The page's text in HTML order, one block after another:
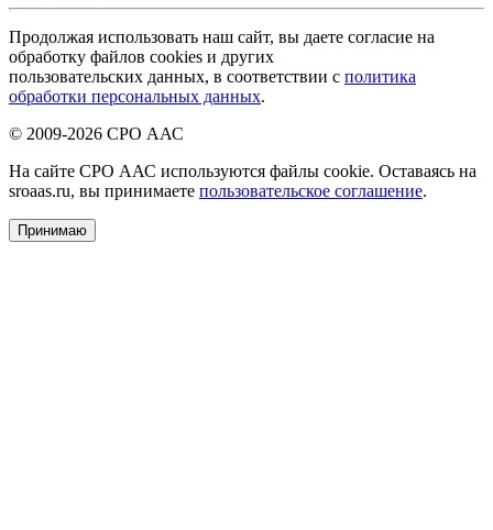
Продолжая использовать наш сайт, вы даете согласие на
обработку файлов cookies и других
пользовательских данных, в соответствии с политика
обработки персональных данных.
© 2009-2026 СРО ААС
На сайте СРО ААС используются файлы cookie. Оставаясь на
sroaas.ru, вы принимаете пользовательское соглашение.
Принимаю